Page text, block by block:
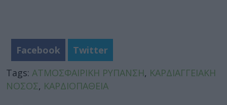
Facebook
Twitter
Tags: ΑΤΜΟΣΦΑΙΡΙΚΗ ΡΥΠΑΝΣΗ, ΚΑΡΔΙΑΓΓΕΙΑΚΗ
ΝΟΣΟΣ, ΚΑΡΔΙΟΠΑΘΕΙΑ